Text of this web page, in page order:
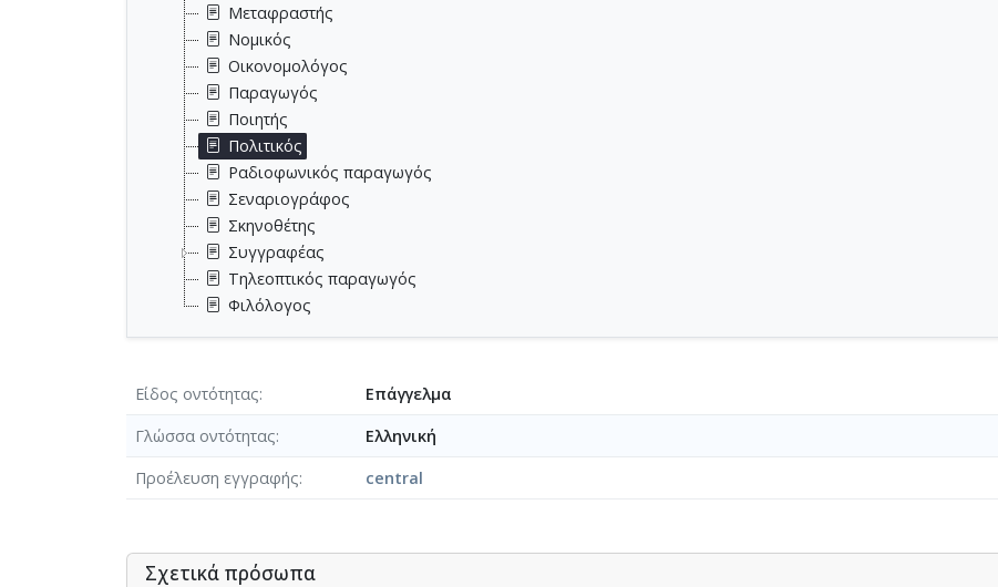
Μεταφραστής
Νομικός
Οικονομολόγος
Παραγωγός
Ποιητής
Πολιτικός
Ραδιοφωνικός παραγωγός
Σεναριογράφος
Σκηνοθέτης
Συγγραφέας
Τηλεοπτικός παραγωγός
Φιλόλογος
Είδος οντότητας
Επάγγελμα
Γλώσσα οντότητας
Ελληνική
Προέλευση εγγραφής
central
Σχετικά πρόσωπα